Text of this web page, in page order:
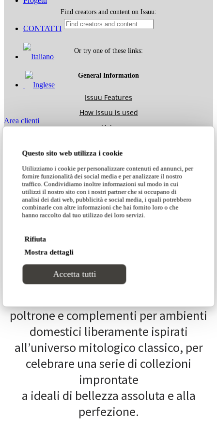
Questo sito web utilizza i cookie
Utilizziamo i cookie per personalizzare contenuti ed annunci, per
fornire funzionalità dei social media e per analizzare il nostro
traffico. Condividiamo inoltre informazioni sul modo in cui
utilizzi il nostro sito con i nostri partner che si occupano di
analisi dei dati web, pubblicità e social media, i quali potrebbero
combinarle con altre informazioni che hai fornito loro o che
hanno raccolto dal tuo utilizzo dei loro servizi.
Rifiuta
Mostra dettagli
Accetta tutti
CONTATTI
Area clienti
Search Site
Scarica i cataloghi»
Divinitas
per case eleganti, prodotte
artigianalmente seguendo la tradizione
della migliore manifattura italiana.
poltrone e complementi per ambienti
domestici liberamente ispirati
all’universo mitologico classico, per
celebrare una serie di collezioni
improntate
a ideali di bellezza assoluta e alla
perfezione.